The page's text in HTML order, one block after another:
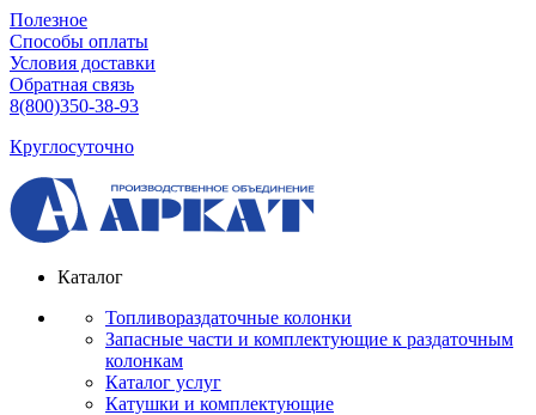
Полезное
Способы оплаты
Условия доставки
Обратная связь
8(800)350-38-93
Круглосуточно
Каталог
Топливораздаточные колонки
Запасные части и комплектующие к раздаточным
колонкам
Каталог услуг
Катушки и комплектующие